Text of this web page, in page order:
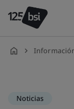
Noticias